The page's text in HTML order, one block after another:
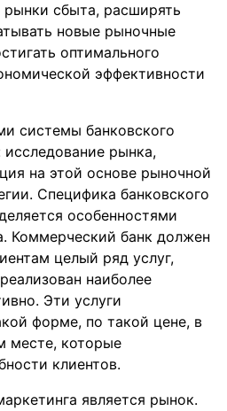
рынки сбыта, расширять
новые рыночные
оптимального
эффективности
системы банковского
исследование рынка,
на этой основе рыночной
Специфика банковского
особенностями
Коммерческий банк должен
целый ряд услуг,
наиболее
Эти услуги
форме, по такой цене, в
месте, которые
клиентов.
является рынок.